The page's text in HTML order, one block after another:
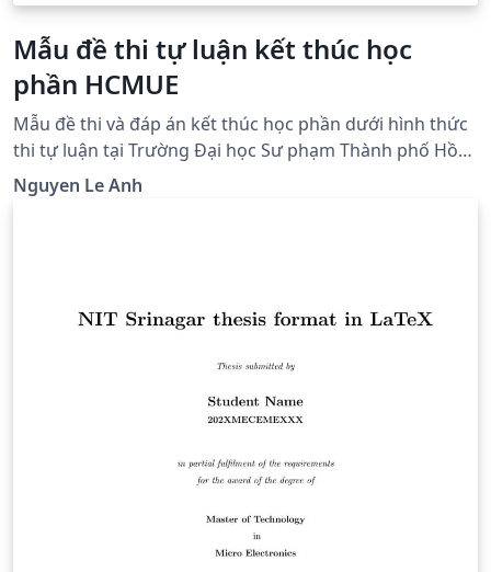
Mẫu đề thi tự luận kết thúc học
phần HCMUE
Mẫu đề thi và đáp án kết thúc học phần dưới hình thức
thi tự luận tại Trường Đại học Sư phạm Thành phố Hồ
Chí Minh (HCMUE). Quý thầy cô có thể sử dụng trong
quá trình dạy học cho sinh viên.
Nguyen Le Anh